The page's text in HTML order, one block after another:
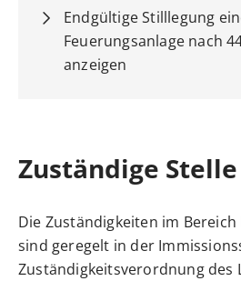
Endgültige Stilllegung
Feuerungsanlage nach
anzeigen
Zuständige Stelle
Die Zuständigkeiten im
sind geregelt in der
Zuständigkeitsverordnung des